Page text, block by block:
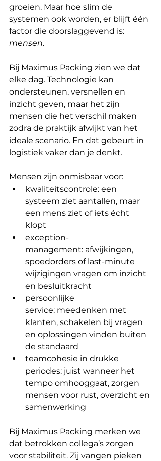
groeien. Maar hoe slim de
systemen ook worden, er blijft één
factor die doorslaggevend is:
mensen.
Bij Maximus Packing zien we dat
elke dag. Technologie kan
ondersteunen, versnellen en
inzicht geven, maar het zijn
mensen die het verschil maken
zodra de praktijk afwijkt van het
ideale scenario. En dat gebeurt in
logistiek vaker dan je denkt.
Mensen zijn onmisbaar voor:
kwaliteitscontrole: een
systeem ziet aantallen, maar
een mens ziet of iets écht
klopt
exception-
management: afwijkingen,
spoedorders of last-minute
wijzigingen vragen om inzicht
en besluitkracht
persoonlijke
service: meedenken met
klanten, schakelen bij vragen
en oplossingen vinden buiten
de standaard
teamcohesie in drukke
periodes: juist wanneer het
tempo omhooggaat, zorgen
mensen voor rust, overzicht en
samenwerking
Bij Maximus Packing merken we
dat betrokken collega’s zorgen
voor stabiliteit. Zij vangen pieken